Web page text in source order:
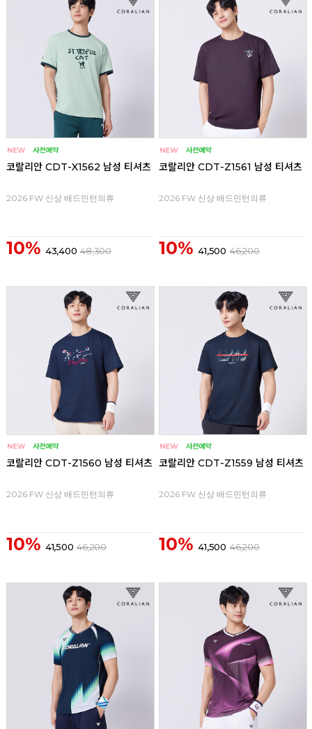
코랄리안 CDT-X1562 남성 티셔츠
2026 FW 신상 배드민턴의류
10% 43,400 48,300
코랄리안 CDT-Z1561 남성 티셔츠
2026 FW 신상 배드민턴의류
10% 41,500 46,200
코랄리안 CDT-Z1560 남성 티셔츠
2026 FW 신상 배드민턴의류
10% 41,500 46,200
코랄리안 CDT-Z1559 남성 티셔츠
2026 FW 신상 배드민턴의류
10% 41,500 46,200